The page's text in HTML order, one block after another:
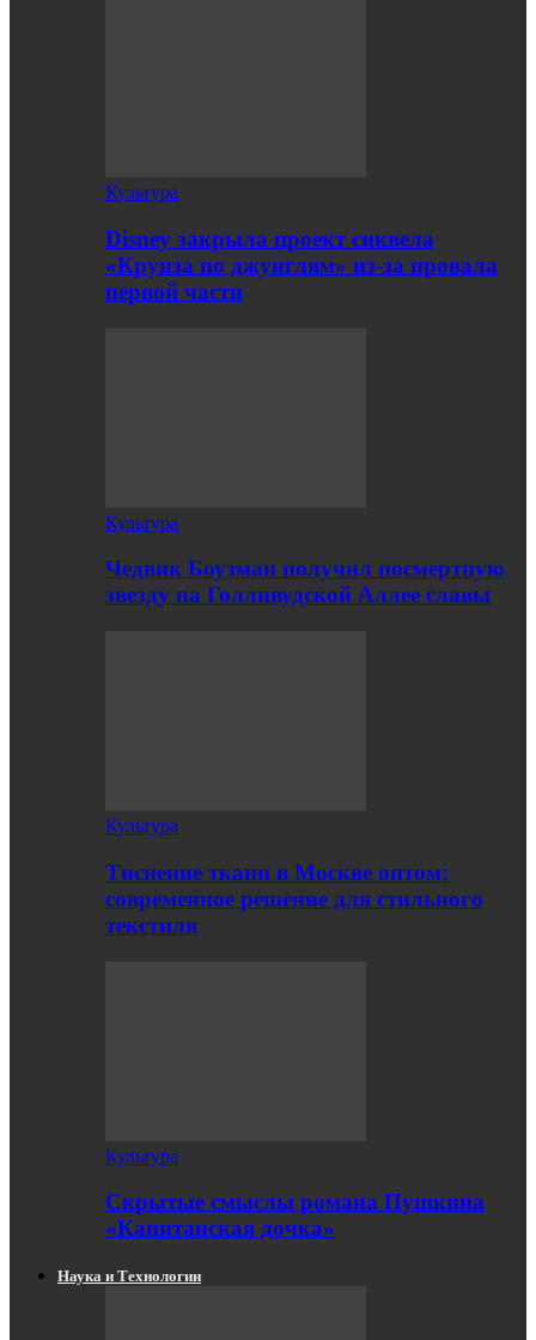
Культура
Disney закрыла проект сиквела
«Круиза по джунглям» из-за провала
первой части
Культура
Чедвик Боузман получил посмертную
звезду на Голливудской Аллее славы
Культура
Тиснение ткани в Москве оптом:
современное решение для стильного
текстиля
Культура
Скрытые смыслы романа Пушкина
«Капитанская дочка»
Наука и Технологии